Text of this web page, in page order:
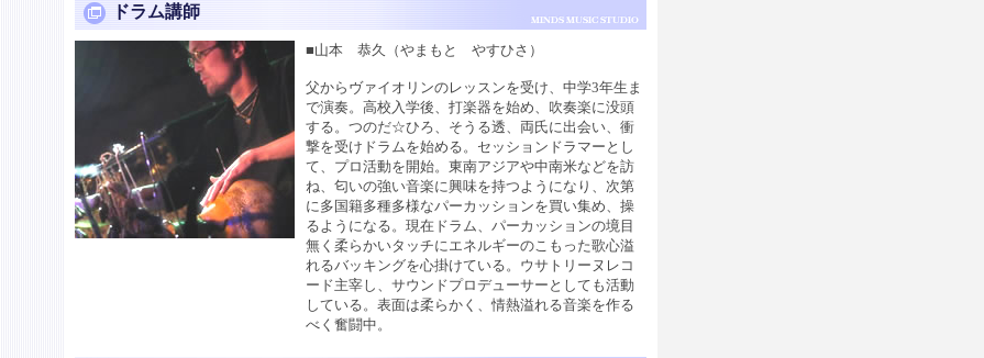
ドラム講師
■山本 恭久（やまもと やすひさ）
父からヴァイオリンのレッスンを受け、中学3年生ま
で演奏。高校入学後、打楽器を始め、吹奏楽に没頭
する。つのだ☆ひろ、そうる透、両氏に出会い、衝
撃を受けドラムを始める。セッションドラマーとし
て、プロ活動を開始。東南アジアや中南米などを訪
ね、匂いの強い音楽に興味を持つようになり、次第
に多国籍多種多様なパーカッションを買い集め、操
るようになる。現在ドラム、パーカッションの境目
無く柔らかいタッチにエネルギーのこもった歌心溢
れるバッキングを心掛けている。ウサトリーヌレコ
ード主宰し、サウンドプロデューサーとしても活動
している。表面は柔らかく、情熱溢れる音楽を作る
べく奮闘中。